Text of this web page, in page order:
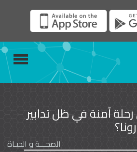
آمنة في ظل تدابير
الصحـــة و الحيـاة